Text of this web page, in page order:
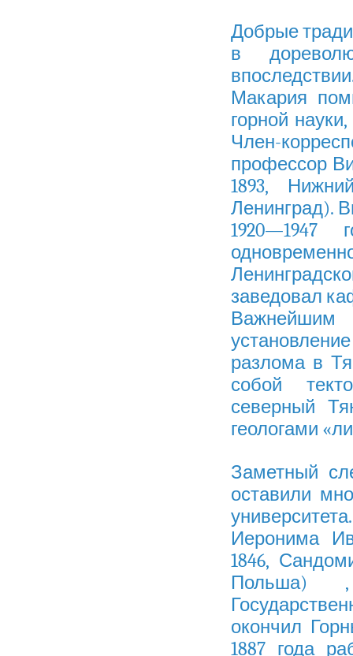
Добрые
в
Макария
горной
Член-
профессор
1893,
Ленинград).
1920—1947
заведовал
Важнейшим
разлома в
собой
северный
геологами
Заметный
оставили
университета.
Иеронима
1846,
Польша) ,
окончил
1887 года